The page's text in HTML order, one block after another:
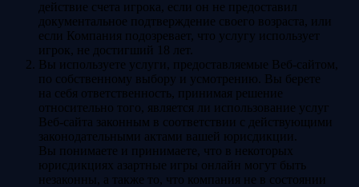
действие счета игрока, если он не предоставил
документальное подтверждение своего возраста, или
если Компания подозревает, что услугу использует
игрок, не достигший 18 лет.
Вы используете услуги, предоставляемые Веб-сайтом,
по собственному выбору и усмотрению. Вы берете
на себя ответственность, принимая решение
относительно того, является ли использование услуг
Веб-сайта законным в соответствии с действующими
законодательными актами вашей юрисдикции.
Вы понимаете и принимаете, что в некоторых
юрисдикциях азартные игры онлайн могут быть
незаконны, а также то, что компания не в состоянии